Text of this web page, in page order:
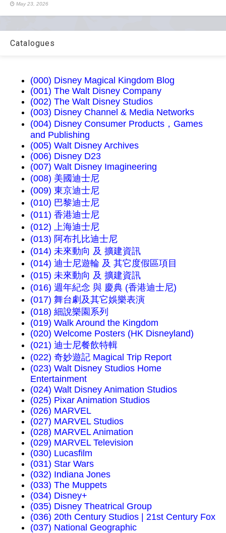
May 23, 2026
Catalogues
(000) Disney Magical Kingdom Blog
(001) The Walt Disney Company
(002) The Walt Disney Studios
(003) Disney Channel & Media Networks
(004) Disney Consumer Products，Games
and Publishing
(005) Walt Disney Archives
(006) Disney D23
(007) Walt Disney Imagineering
(008) 美國迪士尼
(009) 東京迪士尼
(010) 巴黎迪士尼
(011) 香港迪士尼
(012) 上海迪士尼
(013) 阿布扎比迪士尼
(014) 未來動向 及 擴建資訊
(014) 迪士尼遊輪 及 其它度假區項目
(015) 未來動向 及 擴建資訊
(016) 週年紀念 與 慶典 (香港迪士尼)
(017) 舞台劇及其它娛樂表演
(018) 細說樂園系列
(019) Walk Around the Kingdom
(020) Welcome Posters (HK Disneyland)
(021) 迪士尼餐飲特輯
(022) 奇妙遊記 Magical Trip Report
(023) Walt Disney Studios Home
Entertainment
(024) Walt Disney Animation Studios
(025) Pixar Animation Studios
(026) MARVEL
(027) MARVEL Studios
(028) MARVEL Animation
(029) MARVEL Television
(030) Lucasfilm
(031) Star Wars
(032) Indiana Jones
(033) The Muppets
(034) Disney+
(035) Disney Theatrical Group
(036) 20th Century Studios | 21st Century Fox
(037) National Geographic